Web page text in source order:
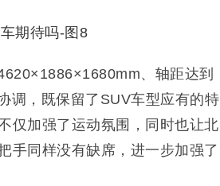
、轴距达到
调，既保留了SUV车型应有的特
仅加强了运动氛围，同时也让北
手同样没有缺席，进一步加强了